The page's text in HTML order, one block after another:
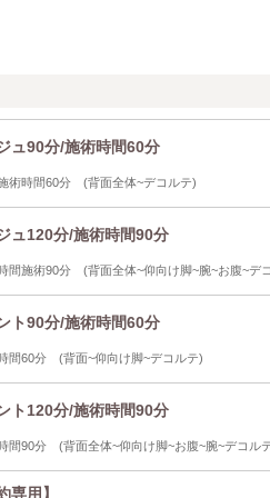
ュ90分/施術時間60分
術時間60分 (背面全体~デコルテ)
ュ120分/施術時間90分
施術90分 (背面全体~仰向け脚~腕~お腹~デ
ト90分/施術時間60分
間60分 (背面~仰向け脚~デコルテ)
ト120分/施術時間90分
90分 (背面全体~仰向け脚~お腹~腕~デコル
専用】